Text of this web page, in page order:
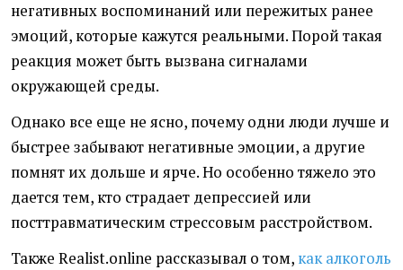
негативных воспоминаний или пережитых ранее
эмоций, которые кажутся реальными. Порой такая
реакция может быть вызвана сигналами
окружающей среды.
Однако все еще не ясно, почему одни люди лучше и
быстрее забывают негативные эмоции, а другие
помнят их дольше и ярче. Но особенно тяжело это
дается тем, кто страдает депрессией или
посттравматическим стрессовым расстройством.
Также Realist.online рассказывал о том, как алкоголь